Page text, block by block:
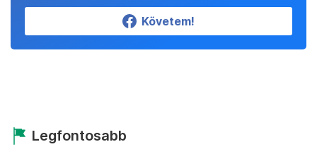
Követem!
Legfontosabb